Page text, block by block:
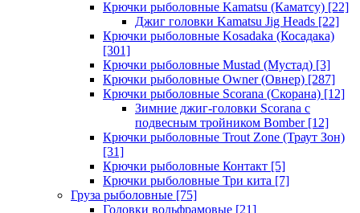
Крючки рыболовные Kamatsu (Каматсу) [22]
Джиг головки Kamatsu Jig Heads [22]
Крючки рыболовные Kosadaka (Косадака)
[301]
Крючки рыболовные Mustad (Мустад) [3]
Крючки рыболовные Owner (Овнер) [287]
Крючки рыболовные Scorana (Скорана) [12]
Зимние джиг-головки Scorana с
подвесным тройником Bomber[12]
Крючки рыболовные Trout Zone (Траут Зон)
[31]
Крючки рыболовные Контакт [5]
Крючки рыболовные Три кита [7]
Груза рыболовные [75]
Головки вольфрамовые [21]